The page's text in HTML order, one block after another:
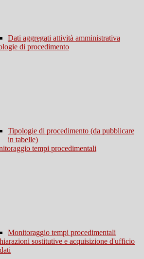
Dati aggregati attività amministrativa
di procedimento
Tipologie di procedimento (da pubblicare
in tabelle)
tempi procedimentali
Monitoraggio tempi procedimentali
sostitutive e acquisizione d'ufficio